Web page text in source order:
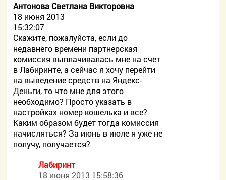
Антонова Светлана Викторовна
18 июня 2013
15:32:07
Скажите, пожалуйста, если до
недавнего времени партнерская
комиссия выплачивалась мне на счет
в Лабиринте, а сейчас я хочу перейти
на выведение средств на Яндекс-
Деньги, то что мне для этого
необходимо? Просто указать в
настройках номер кошелька и все?
Каким образом будет тогда комиссия
начисляться? За июнь в июле я уже не
получу, получается?
Лабиринт
18 июня 2013 15:58:36